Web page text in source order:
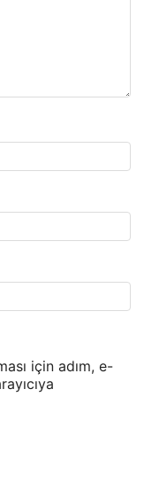
için adım, e-